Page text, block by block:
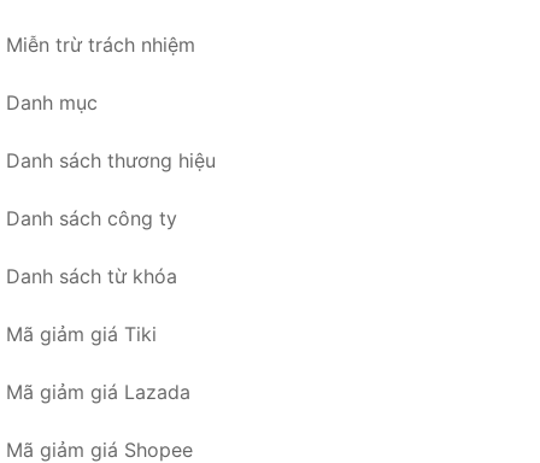
Miễn trừ trách nhiệm
Danh mục
Danh sách thương hiệu
Danh sách công ty
Danh sách từ khóa
Mã giảm giá Tiki
Mã giảm giá Lazada
Mã giảm giá Shopee